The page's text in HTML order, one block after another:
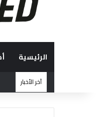
الرئيسية
آخر الأخبار